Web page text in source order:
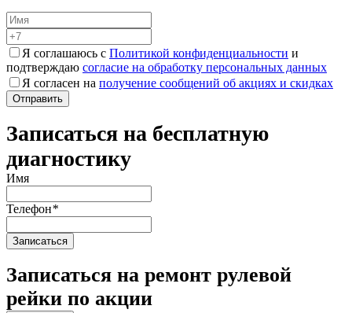
Я соглашаюсь с Политикой конфиденциальности и
подтверждаю согласие на обработку персональных данных
Я согласен на получение сообщений об акциях и скидках
Записаться на бесплатную
диагностику
Имя
Телефон*
Записаться на ремонт рулевой
рейки по акции